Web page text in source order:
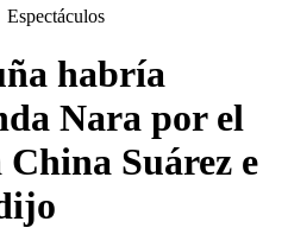
Espectáculos
habría
Nara por el
Suárez e